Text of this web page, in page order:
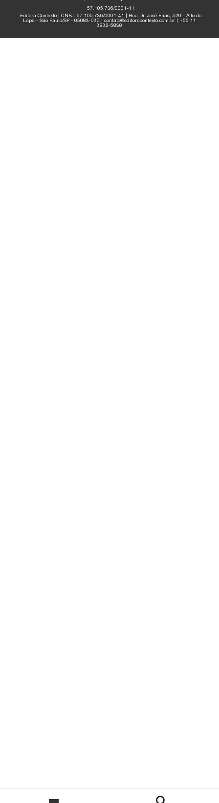
57.105.736/0001-41
Editora Contexto | CNPJ: 57.105.736/0001-41 | Rua Dr. José Elias, 520 - Alto da
Lapa - São Paulo/SP - 05083-030 | contato@editoracontexto.com.br | +55 11
3832-5838